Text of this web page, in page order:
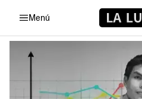
Menú